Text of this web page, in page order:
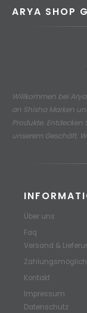
ARYA SHOP
Willkommen bei
an Shisha Marken
Produkte. Entdecken
unserem Geschäft.
Über uns
Faq
Versand &
Kontakt
Impressum
Datenschutz